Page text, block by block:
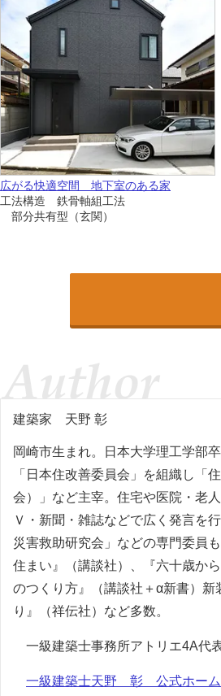
広がる快適空間 地下室のある家
工法構造 鉄骨軸組工法
部分共有型（玄関）
建築家 天野 彰
岡崎市生まれ。日本大学理工学部卒
「日本住改善委員会」を組織し
会）」など主宰。住宅や医院・老
Ｖ・新聞・雑誌などで広く発言を
災害救助研究会」などの専門委員
住まい』（講談社）、『六十歳か
のつくり方』（講談社＋α新書）
り』（祥伝社）など多数。
一級建築士事務所アトリエ4A代表
一級建築士天野 彰 公式ホーム